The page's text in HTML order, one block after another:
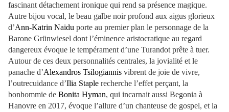
fascinant détachement ironique qui rend sa présence magique.
Autre bijou vocal, le beau galbe noir profond aux aigus glorieux
d’Ann-Katrin Naidu porte au premier plan le personnage de la
Barone Grünwiesel dont l’éminence aristocratique au regard
dangereux évoque le tempérament d’une Turandot prête à tuer.
Autour de ces deux personnalités centrales, la jovialité et le
panache d’Alexandros Tsilogiannis vibrent de joie de vivre,
l’outrecuidance d’Ilia Staple recherche l’effet perçant, la
bonhommie de Bonita Hyman, qui incarnait aussi Begonia à
Hanovre en 2017, évoque l’allure d’un chanteuse de gospel, et la